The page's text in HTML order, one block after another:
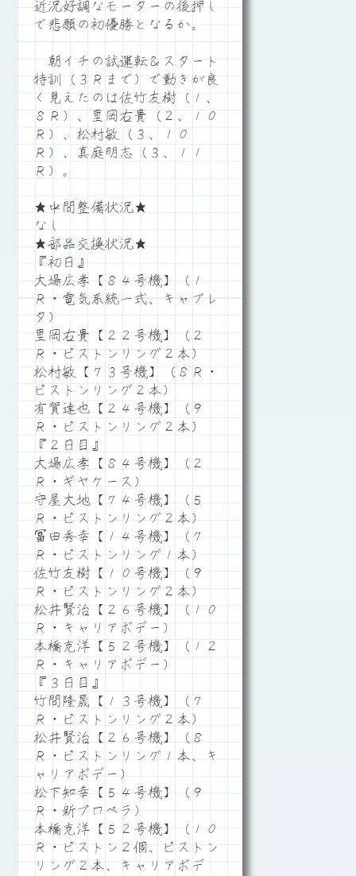
近況好調なモーターの後押し
で悲願の初優勝となるか。
朝イチの試運転＆スタート
特訓（３Ｒまで）で動きが良
く見えたのは佐竹友樹（１、
８Ｒ）、里岡右貴（２、１０
Ｒ）、松村敏（３、１０
Ｒ）、真庭明志（３、１１
Ｒ）。
★中間整備状況★
なし
★部品交換状況★
『初日』
大場広孝【８４号機】（１
Ｒ・電気系統一式、キャブレ
タ）
里岡右貴【２２号機】（２
Ｒ・ピストンリング２本）
松村敏【７３号機】（８Ｒ・
ピストンリング２本）
有賀達也【２４号機】（９
Ｒ・ピストンリング２本）
『２日目』
大場広孝【８４号機】（２
Ｒ・ギヤケース）
守屋大地【７４号機】（５
Ｒ・ピストンリング２本）
冨田秀幸【１４号機】（７
Ｒ・ピストンリング１本）
佐竹友樹【１０号機】（９
Ｒ・ピストンリング２本）
松井賢治【２６号機】（１０
Ｒ・キャリアボデー）
本橋克洋【５２号機】（１２
Ｒ・キャリアボデー）
『３日目』
竹間隆晟【１３号機】（７
Ｒ・ピストンリング２本）
松井賢治【２６号機】（８
Ｒ・ピストンリング１本、キ
ャリアボデー）
松下知幸【５４号機】（９
Ｒ・新プロペラ）
本橋克洋【５２号機】（１０
Ｒ・ピストン２個、ピストン
リング２本、キャリアボデ